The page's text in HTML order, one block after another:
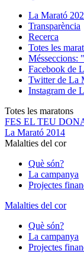
La Marató
Transparència
Recerca
Totes les
Mésseccions:
Facebook de
Twitter de La
Instagram de
Totes les maratons
FES EL TEU
La Marató 2014
Malalties del cor
Què són?
La campanya
Projectes
Malalties del cor
Què són?
La campanya
Projectes